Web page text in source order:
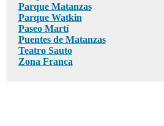
Parque Matanzas
Parque Watkin
Paseo Martí
Puentes de Matanzas
Teatro Sauto
Zona Franca